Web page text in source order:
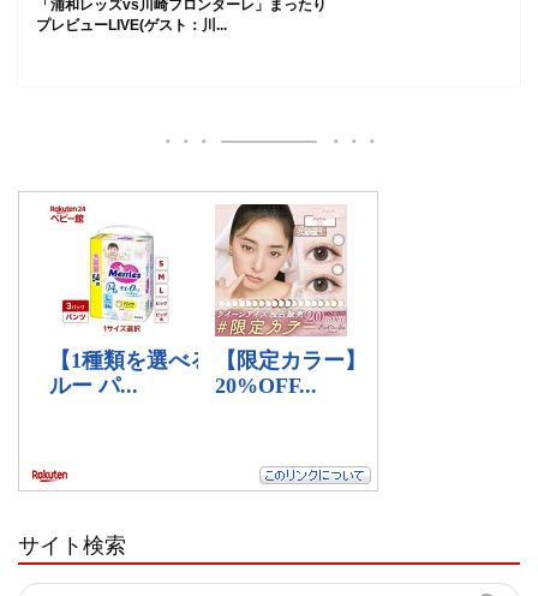
「浦和レッズvs川崎フロンターレ」まったり
プレビューLIVE(ゲスト：川...
サイト検索